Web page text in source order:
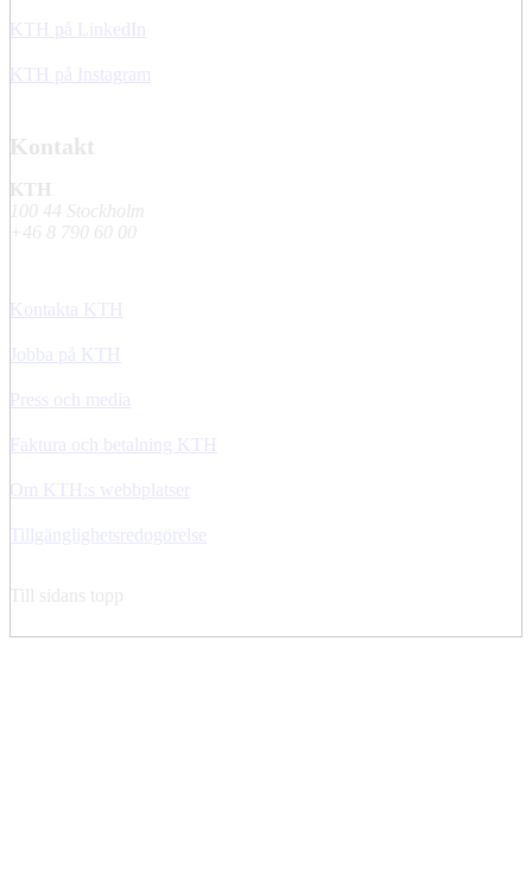
KTH på LinkedIn
KTH på Instagram
Kontakt
KTH
100 44 Stockholm
+46 8 790 60 00
Kontakta KTH
Jobba på KTH
Press och media
Faktura och betalning KTH
Om KTH:s webbplatser
Tillgänglighetsredogörelse
Till sidans topp